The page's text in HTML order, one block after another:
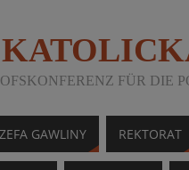
FÜR DIE
GAWLINY REKTORAT